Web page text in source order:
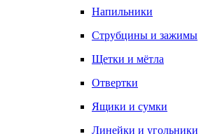
Напильники
Струбцины и зажимы
Щетки и мётла
Отвертки
Ящики и сумки
Линейки и угольники